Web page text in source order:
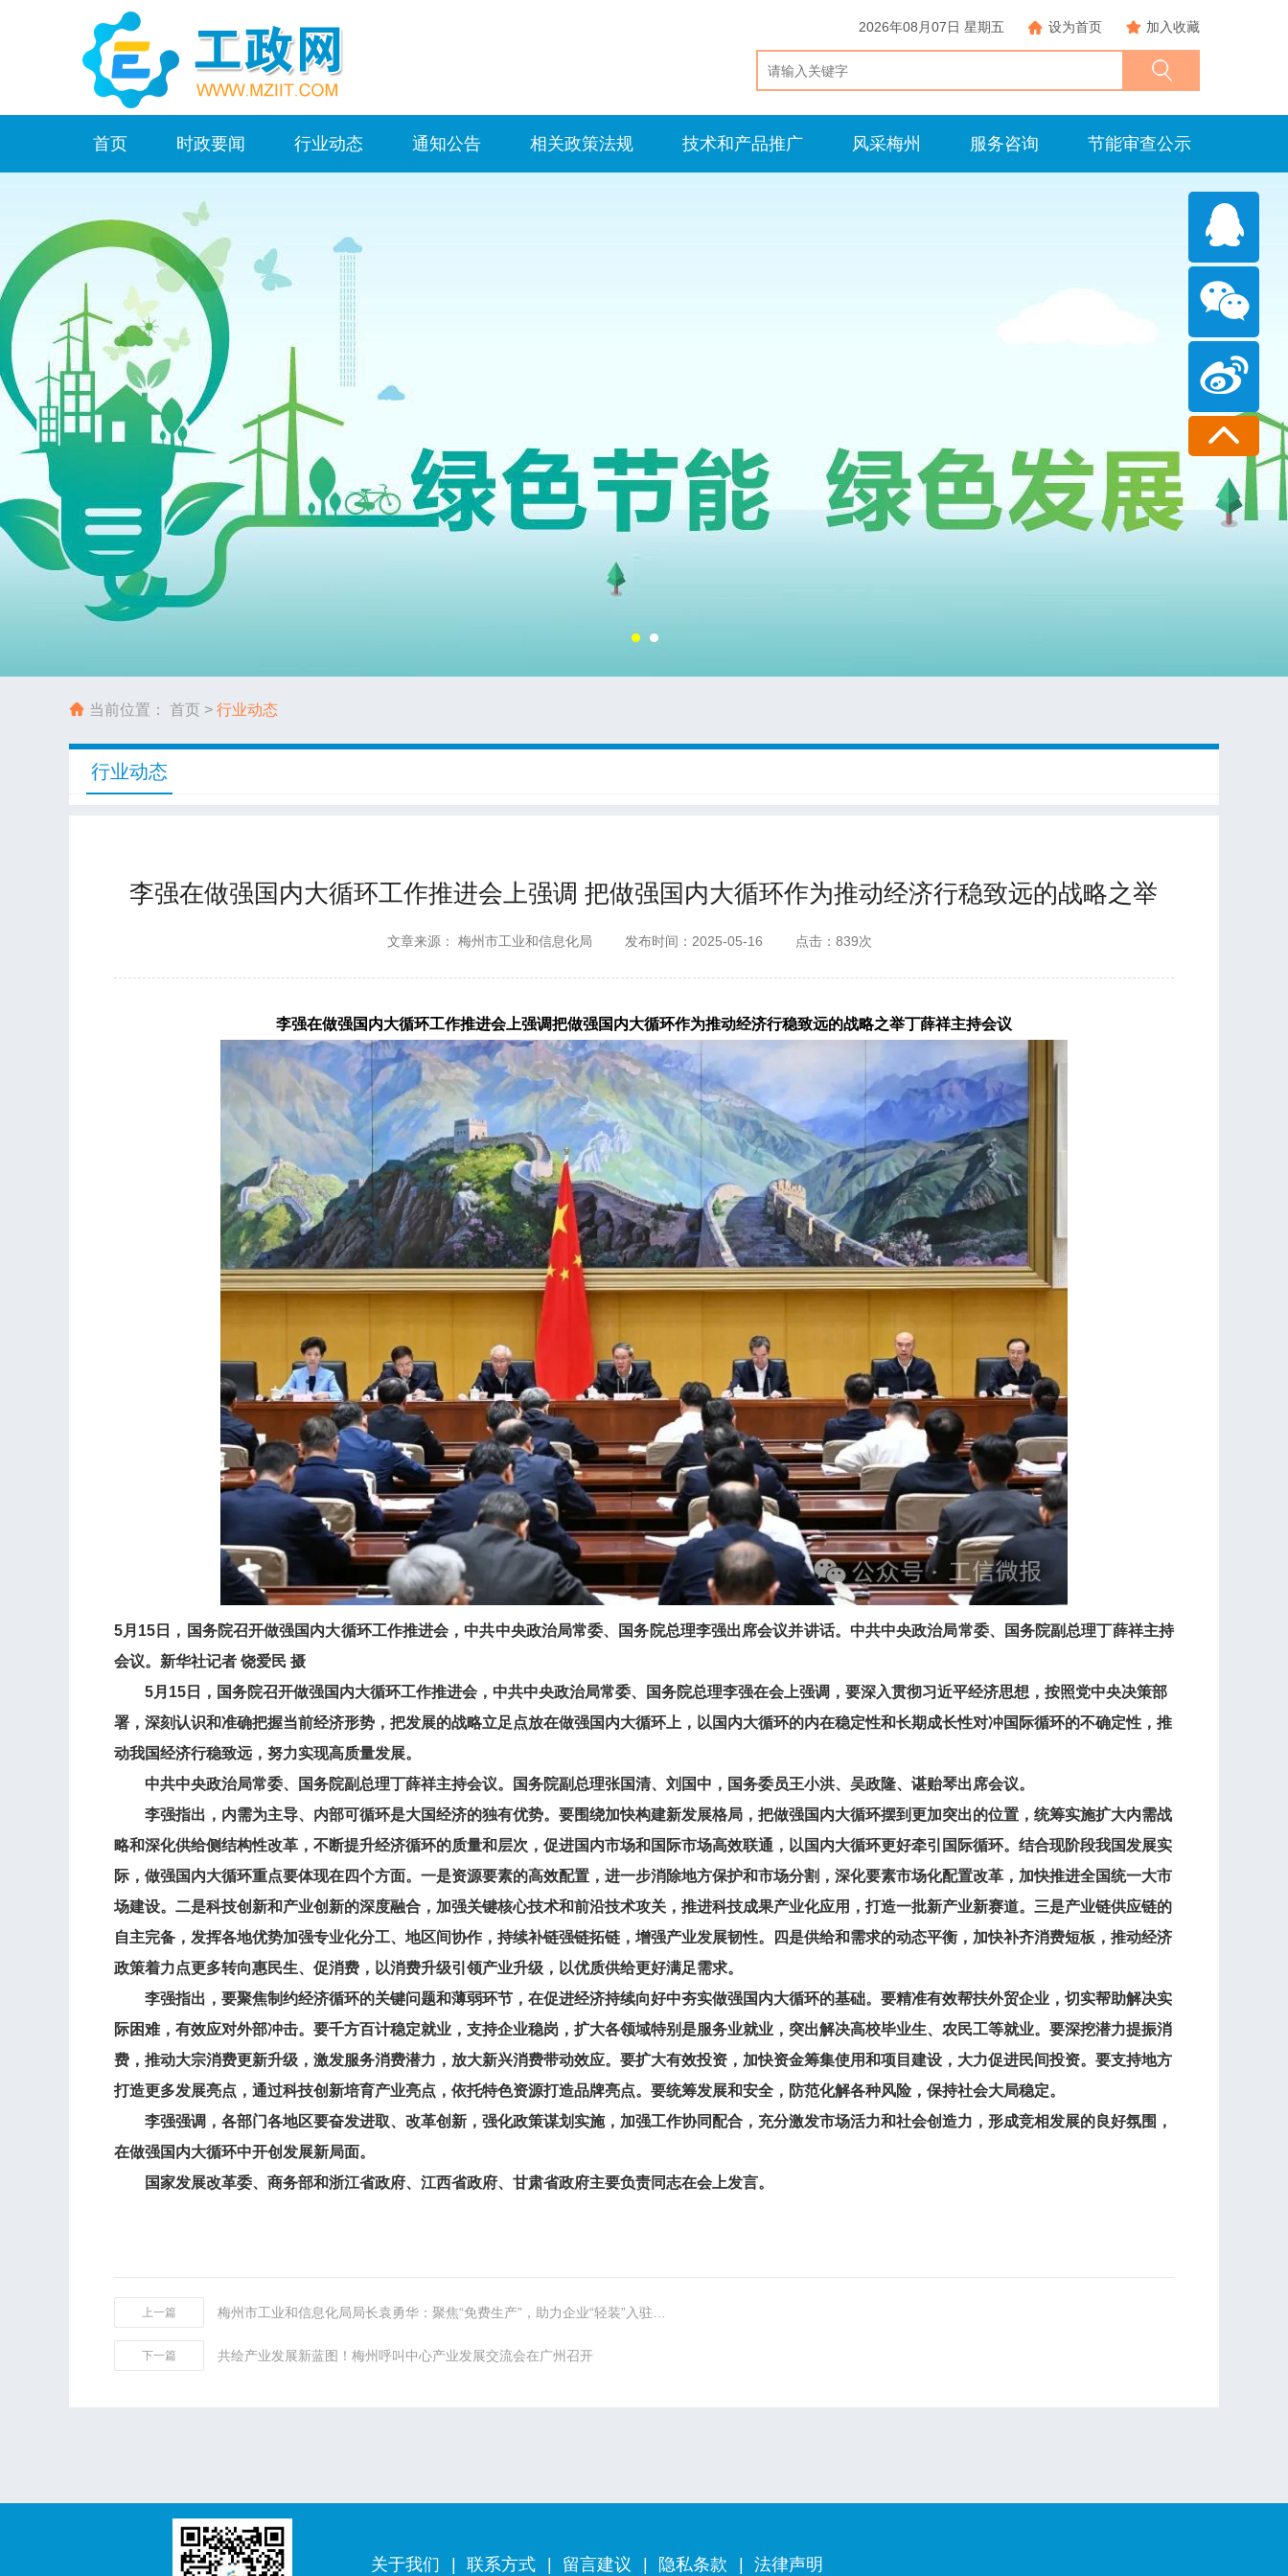
2026年08月07日 星期五 设为首页 加入收藏
首页 时政要闻 行业动态 通知公告 相关政策法规 技术和产品推广 风采梅州 服务咨询 节能审查公示
当前位置： 首页 > 行业动态
行业动态
李强在做强国内大循环工作推进会上强调 把做强国内大循环作为推动经济行稳致远的战略之举
文章来源： 梅州市工业和信息化局 发布时间：2025-05-16 点击：839次
李强在做强国内大循环工作推进会上强调把做强国内大循环作为推动经济行稳致远的战略之举丁薛祥主持会议
5月15日，国务院召开做强国内大循环工作推进会，中共中央政治局常委、国务院总理李强出席会议并讲话。中共中央政治局常委、国务院副总理丁薛祥主持
会议。新华社记者 饶爱民 摄
5月15日，国务院召开做强国内大循环工作推进会，中共中央政治局常委、国务院总理李强在会上强调，要深入贯彻习近平经济思想，按照党中央决策部
署，深刻认识和准确把握当前经济形势，把发展的战略立足点放在做强国内大循环上，以国内大循环的内在稳定性和长期成长性对冲国际循环的不确定性，推
动我国经济行稳致远，努力实现高质量发展。
中共中央政治局常委、国务院副总理丁薛祥主持会议。国务院副总理张国清、刘国中，国务委员王小洪、吴政隆、谌贻琴出席会议。
李强指出，内需为主导、内部可循环是大国经济的独有优势。要围绕加快构建新发展格局，把做强国内大循环摆到更加突出的位置，统筹实施扩大内需战
略和深化供给侧结构性改革，不断提升经济循环的质量和层次，促进国内市场和国际市场高效联通，以国内大循环更好牵引国际循环。结合现阶段我国发展实
际，做强国内大循环重点要体现在四个方面。一是资源要素的高效配置，进一步消除地方保护和市场分割，深化要素市场化配置改革，加快推进全国统一大市
场建设。二是科技创新和产业创新的深度融合，加强关键核心技术和前沿技术攻关，推进科技成果产业化应用，打造一批新产业新赛道。三是产业链供应链的
自主完备，发挥各地优势加强专业化分工、地区间协作，持续补链强链拓链，增强产业发展韧性。四是供给和需求的动态平衡，加快补齐消费短板，推动经济
政策着力点更多转向惠民生、促消费，以消费升级引领产业升级，以优质供给更好满足需求。
李强指出，要聚焦制约经济循环的关键问题和薄弱环节，在促进经济持续向好中夯实做强国内大循环的基础。要精准有效帮扶外贸企业，切实帮助解决实
际困难，有效应对外部冲击。要千方百计稳定就业，支持企业稳岗，扩大各领域特别是服务业就业，突出解决高校毕业生、农民工等就业。要深挖潜力提振消
费，推动大宗消费更新升级，激发服务消费潜力，放大新兴消费带动效应。要扩大有效投资，加快资金筹集使用和项目建设，大力促进民间投资。要支持地方
打造更多发展亮点，通过科技创新培育产业亮点，依托特色资源打造品牌亮点。要统筹发展和安全，防范化解各种风险，保持社会大局稳定。
李强强调，各部门各地区要奋发进取、改革创新，强化政策谋划实施，加强工作协同配合，充分激发市场活力和社会创造力，形成竞相发展的良好氛围，
在做强国内大循环中开创发展新局面。
国家发展改革委、商务部和浙江省政府、江西省政府、甘肃省政府主要负责同志在会上发言。
上一篇
下一篇 共绘产业发展新蓝图！梅州呼叫中心产业发展交流会在广州召开
关于我们 | 联系方式 | 留言建议 | 隐私条款 | 法律声明